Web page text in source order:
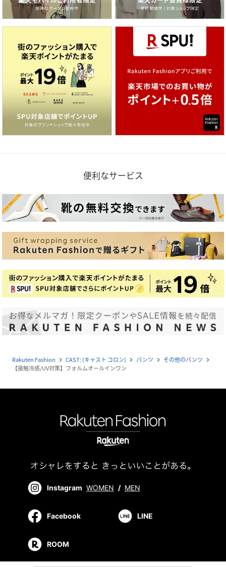
便利なサービス
Rakuten Fashion navigate_next CAST: (キャスト コロン) navigate_next パンツ navigate_next その他のパンツ navigate_next
【接触冷感/UV対策】フォルムオールインワン
Instagram WOMEN / MEN
Facebook LINE
ROOM